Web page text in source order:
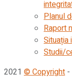
Planul
Raport
Situația
Studii/
2021 © Copyright